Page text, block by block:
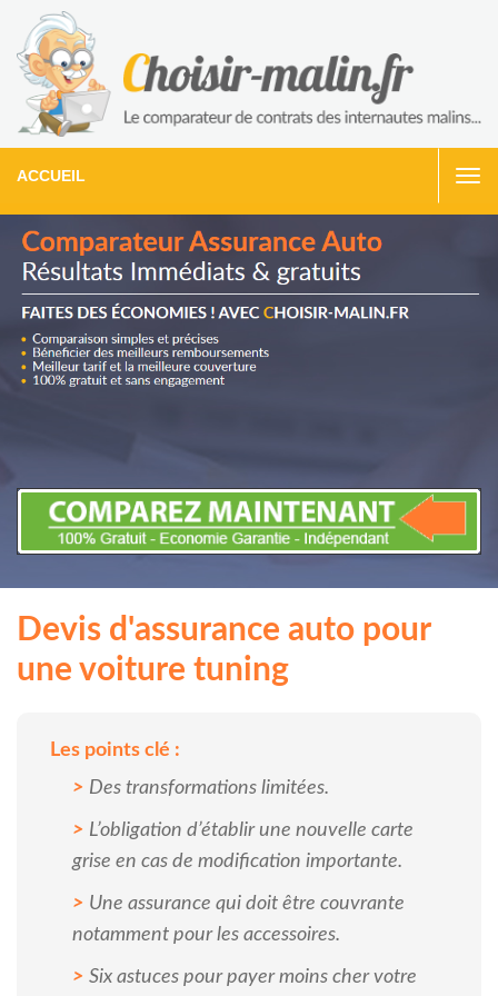
ACCUEIL
Devis d'assurance auto pour
une voiture tuning
Les points clé :
Des transformations limitées.
L’obligation d’établir une nouvelle carte
grise en cas de modification importante.
Une assurance qui doit être couvrante
notamment pour les accessoires.
Six astuces pour payer moins cher votre